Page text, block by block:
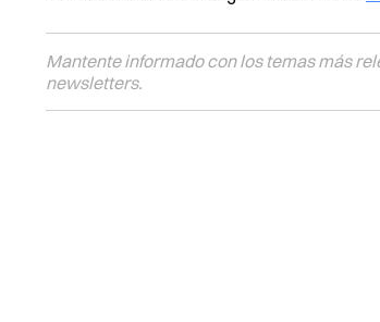
Mantente informado con los temas más
newsletters.